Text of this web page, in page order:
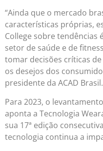
“Ainda que o mercado
características próprias,
College sobre tendências
setor de saúde e de
tomar decisões críticas
os desejos dos
presidente da ACAD Brasil.
Para 2023, o
aponta a Tecnologia
sua 17ª edição
tecnologia continua a